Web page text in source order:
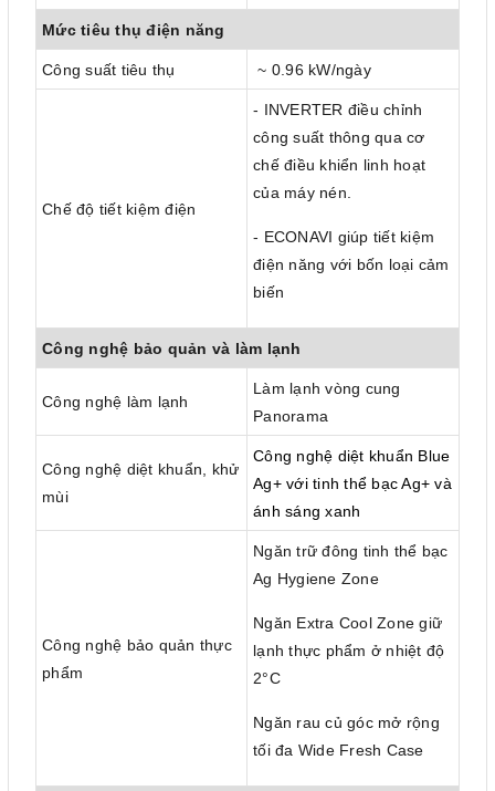
Mức tiêu thụ điện năng
Công suất tiêu thụ ~ 0.96 kW/ngày
Chế độ tiết kiệm điện
- INVERTER điều chỉnh
công suất thông qua cơ
chế điều khiển linh hoạt
của máy nén.
- ECONAVI giúp tiết kiệm
điện năng với bốn loại cảm
biến
Công nghệ bảo quản và làm lạnh
Công nghệ làm lạnh
Làm lạnh vòng cung
Panorama
Công nghệ diệt khuẩn, khử
mùi
Công nghệ diệt khuẩn Blue
Ag+ với tinh thể bạc Ag+ và
ánh sáng xanh
Công nghệ bảo quản thực
phẩm
Ngăn trữ đông tinh thể bạc
Ag Hygiene Zone
Ngăn Extra Cool Zone giữ
lạnh thực phẩm ở nhiệt độ
2°C
Ngăn rau củ góc mở rộng
tối đa Wide Fresh Case